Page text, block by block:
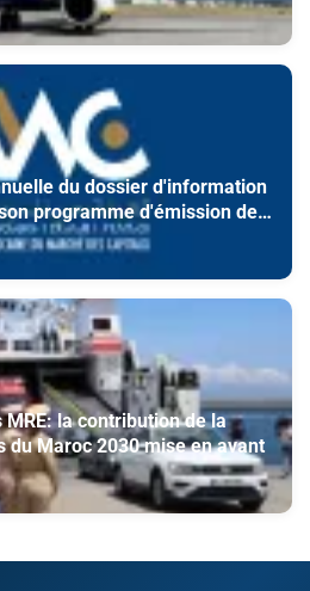
du dossier d'information
programme d'émission de
la contribution de la
du Maroc 2030 mise en avant